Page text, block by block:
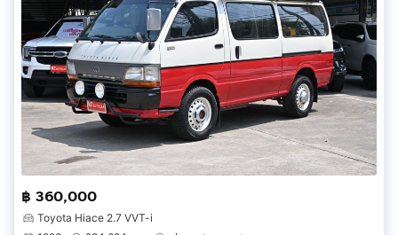
฿ 360,000
Toyota Hiace 2.7 VVT-i